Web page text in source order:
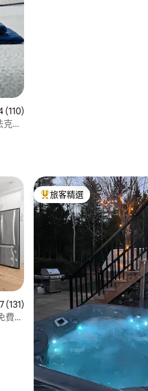
則評價中獲得 4.94 的平均評分（滿
(110)
斯
則評價中獲得 4.97 的平均評分（滿
(131)
費停
旅客精選榜首
旅客精選